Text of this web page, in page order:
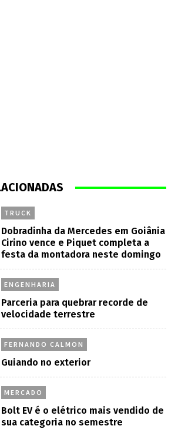
TRUCK
Dobradinha da Mercedes em Goiânia
Cirino vence e Piquet completa a
festa da montadora neste domingo
ENGENHARIA
Parceria para quebrar recorde de
velocidade terrestre
FERNANDO CALMON
Guiando no exterior
MERCADO
Bolt EV é o elétrico mais vendido de
sua categoria no semestre